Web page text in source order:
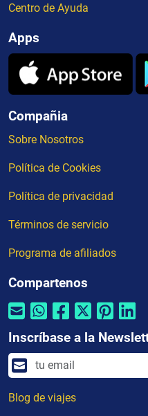
Centro de Ayuda
Apps
Compañia
Sobre Nosotros
Política de Cookies
Política de privacidad
Términos de servicio
Programa de afiliados
Compartenos
Inscríbase a la
Blog de viajes